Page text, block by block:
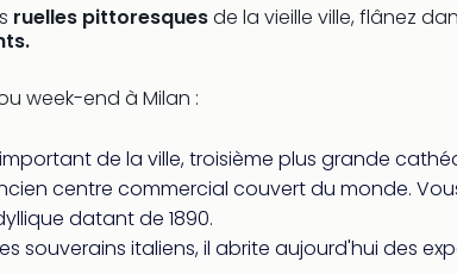
ruelles pittoresquesde la vieille ville, flânez
week-end à Milan :
de la ville, troisième plus grande
centre commercial couvert du monde.
datant de 1890.
souverains italiens, il abrite aujourd'hui des